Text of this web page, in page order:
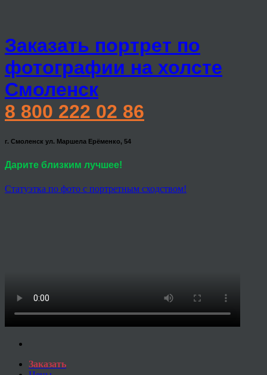
Заказать портрет по
фотографии на холсте
Смоленск
8 800 222 02 86
г. Смоленск ул. Маршела Ерёменко, 54
Дарите близким лучшее!
Статуэтка по фото с портретным сходством!
Заказать